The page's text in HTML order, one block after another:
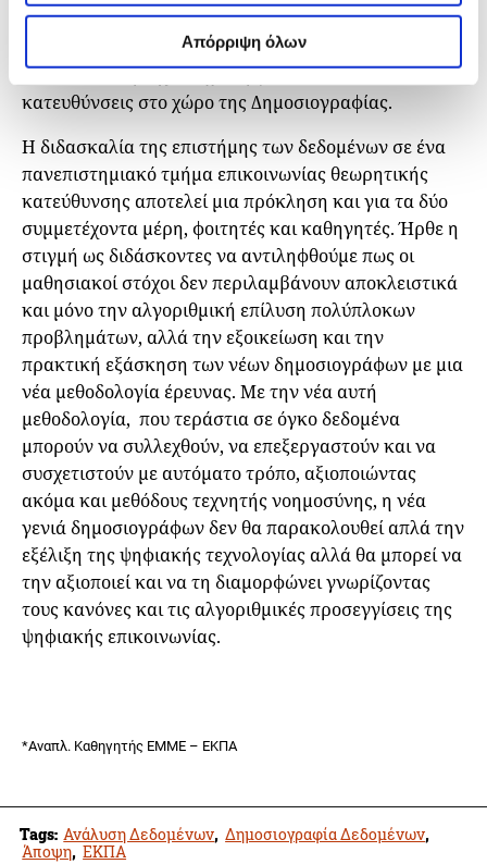
Απόρριψη όλων
τέτοιες συνθέσεις, να σχηματίσουμε έναν κοινό
πυρήνα προβλημάτων και ιδεών και να διασχίσουμε
τις δύο υποπεριοχές δημιουργώντας νέες
κατευθύνσεις στο χώρο της Δημοσιογραφίας.
Η διδασκαλία της επιστήμης των δεδομένων σε ένα
πανεπιστημιακό τμήμα επικοινωνίας θεωρητικής
κατεύθυνσης αποτελεί μια πρόκληση και για τα δύο
συμμετέχοντα μέρη, φοιτητές και καθηγητές. Ήρθε η
στιγμή ως διδάσκοντες να αντιληφθούμε πως οι
μαθησιακοί στόχοι δεν περιλαμβάνουν αποκλειστικά
και μόνο την αλγοριθμική επίλυση πολύπλοκων
προβλημάτων, αλλά την εξοικείωση και την
πρακτική εξάσκηση των νέων δημοσιογράφων με μια
νέα μεθοδολογία έρευνας. Με την νέα αυτή
μεθοδολογία, που τεράστια σε όγκο δεδομένα
μπορούν να συλλεχθούν, να επεξεργαστούν και να
συσχετιστούν με αυτόματο τρόπο, αξιοποιώντας
ακόμα και μεθόδους τεχνητής νοημοσύνης, η νέα
γενιά δημοσιογράφων δεν θα παρακολουθεί απλά την
εξέλιξη της ψηφιακής τεχνολογίας αλλά θα μπορεί να
την αξιοποιεί και να τη διαμορφώνει γνωρίζοντας
τους κανόνες και τις αλγοριθμικές προσεγγίσεις της
ψηφιακής επικοινωνίας.
*Αναπλ. Καθηγητής ΕΜΜΕ – ΕΚΠΑ
Tags: Ανάλυση Δεδομένων, Δημοσιογραφία Δεδομένων,
Άποψη, ΕΚΠΑ